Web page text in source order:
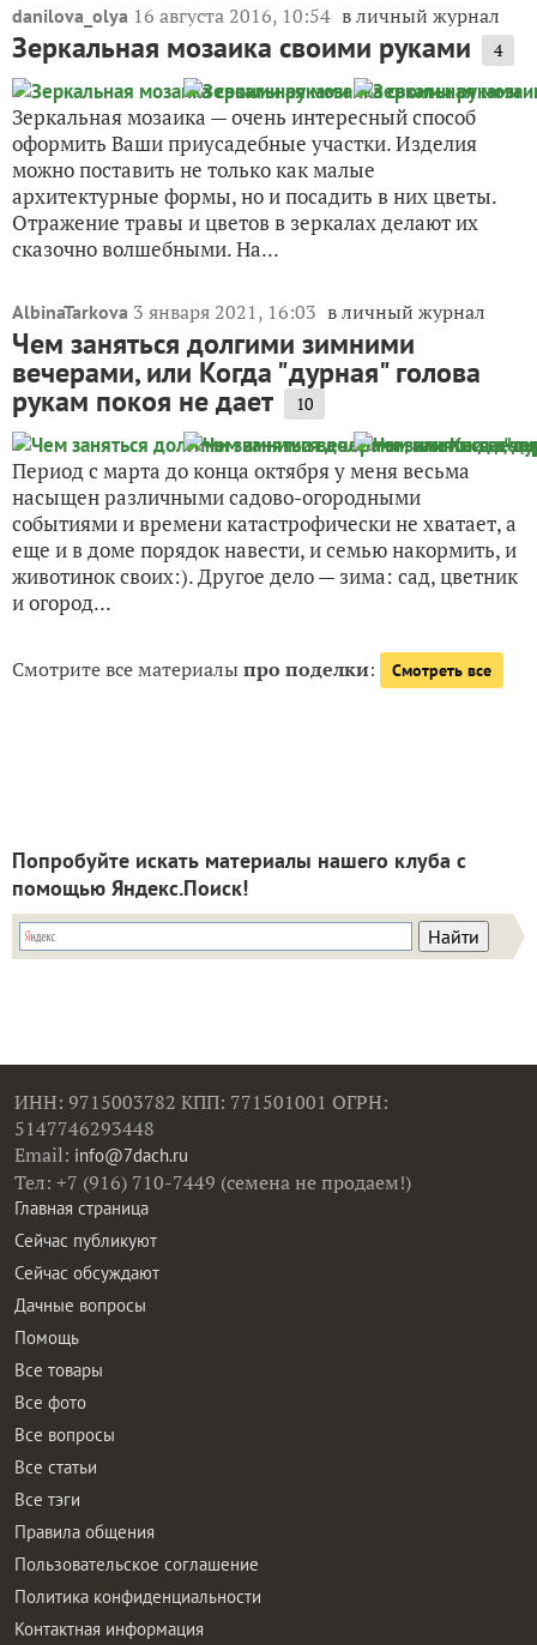
danilova_olya 16 августа 2016, 10:54 в личный журнал
Зеркальная мозаика своими руками 4
Зеркальная мозаика — очень интересный способ
оформить Ваши приусадебные участки. Изделия
можно поставить не только как малые
архитектурные формы, но и посадить в них цветы.
Отражение травы и цветов в зеркалах делают их
сказочно волшебными. На...
AlbinaTarkova 3 января 2021, 16:03 в личный журнал
Чем заняться долгими зимними
вечерами, или Когда "дурная" голова
рукам покоя не дает 10
Период с марта до конца октября у меня весьма
насыщен различными садово-огородными
событиями и времени катастрофически не хватает, а
еще и в доме порядок навести, и семью накормить, и
животинок своих:). Другое дело — зима: сад, цветник
и огород...
Смотрите все материалыпро поделки: Смотреть все
Попробуйте искать материалы нашего клуба с
помощью Яндекс.Поиск!
ИНН: 9715003782 КПП: 771501001 ОГРН:
5147746293448
Email: info@7dach.ru
Тел: +7 (916) 710-7449 (семена не продаем!)
Главная страница
Сейчас публикуют
Сейчас обсуждают
Дачные вопросы
Помощь
Все товары
Все фото
Все вопросы
Все статьи
Все тэги
Правила общения
Пользовательское соглашение
Политика конфиденциальности
Контактная информация